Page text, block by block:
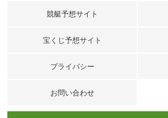
を確認すると無駄な部分
想は安心感があります。
競艇予想サイト
宝くじ予想サイト
プライバシー
お問い合わせ